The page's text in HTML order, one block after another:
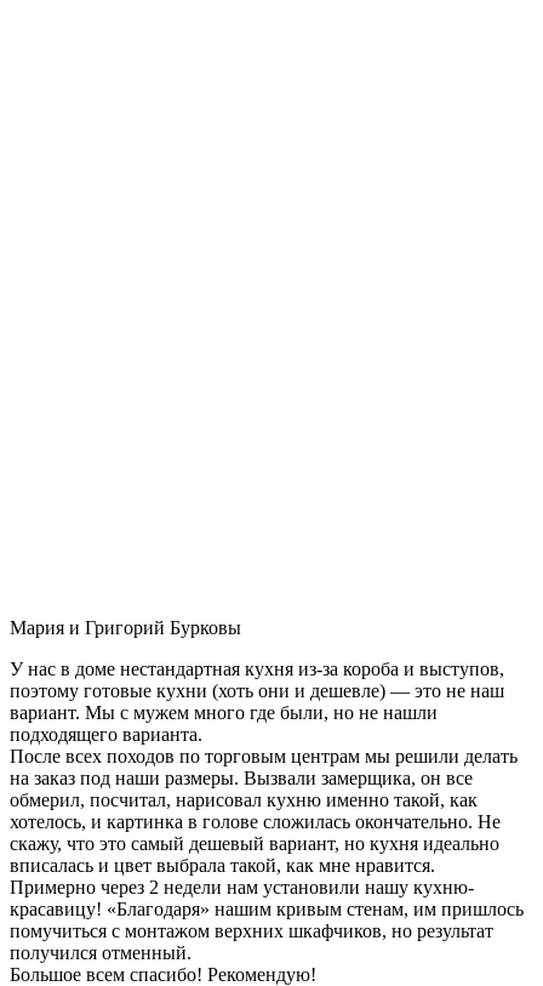
Мария и Григорий Бурковы
У нас в доме нестандартная кухня из-за короба и выступов,
поэтому готовые кухни (хоть они и дешевле) — это не наш
вариант. Мы с мужем много где были, но не нашли
подходящего варианта.
После всех походов по торговым центрам мы решили делать
на заказ под наши размеры. Вызвали замерщика, он все
обмерил, посчитал, нарисовал кухню именно такой, как
хотелось, и картинка в голове сложилась окончательно. Не
скажу, что это самый дешевый вариант, но кухня идеально
вписалась и цвет выбрала такой, как мне нравится.
Примерно через 2 недели нам установили нашу кухню-
красавицу! «Благодаря» нашим кривым стенам, им пришлось
помучиться с монтажом верхних шкафчиков, но результат
получился отменный.
Большое всем спасибо! Рекомендую!